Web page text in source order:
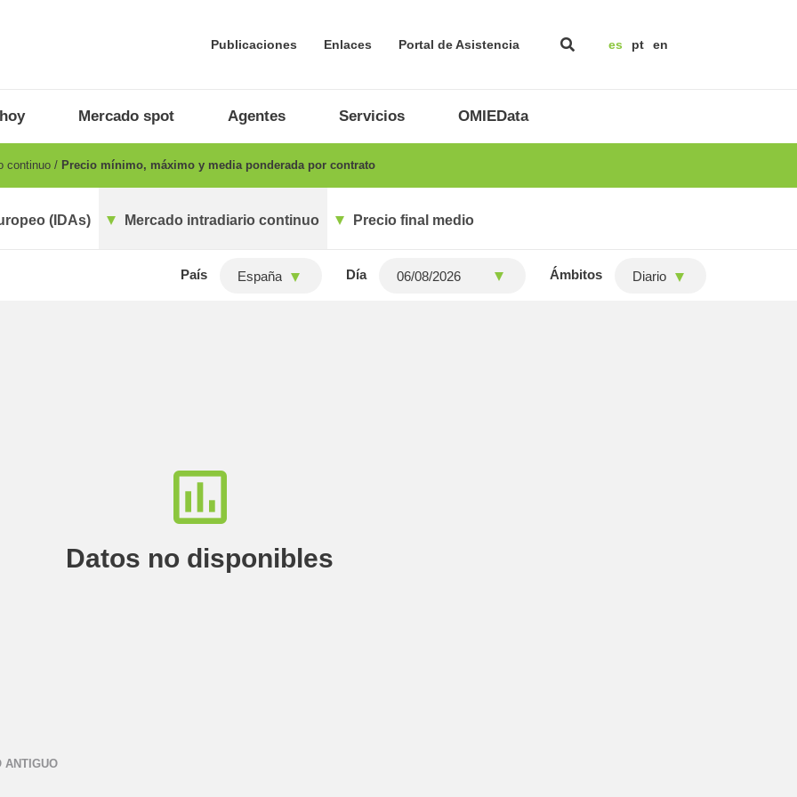
Publicaciones Enlaces Portal de Asistencia es pt en
Mercado spot Agentes Servicios OMIEData
continuo Precio mínimo, máximo y media ponderada por contrato
(IDAs) Mercado intradiario continuo Precio final medio
País España Día Ámbitos Diario
Datos no disponibles
ANTIGUO